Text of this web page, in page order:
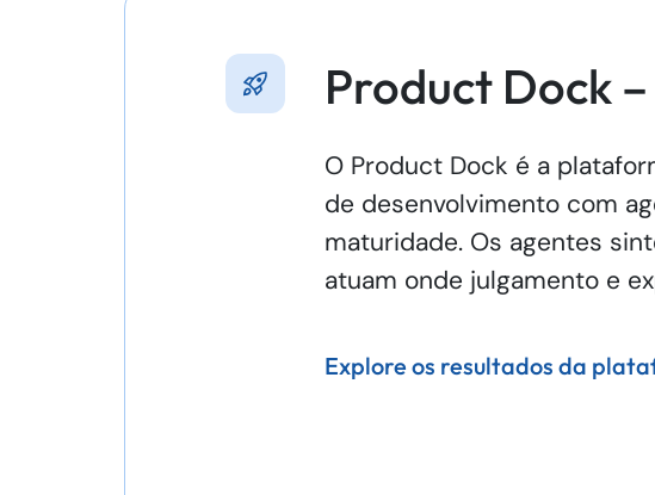
Product Dock
O Product Dock é a
de desenvolvimento com
maturidade. Os agentes
atuam onde julgamento e
Explore os resultados da